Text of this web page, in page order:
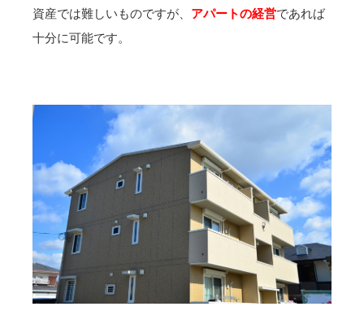
資産では難しいものですが、 アパートの経営であれば
十分に可能です。